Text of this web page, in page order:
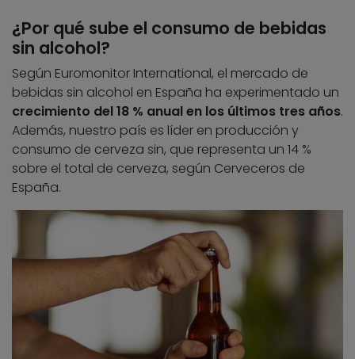
¿Por qué sube el consumo de bebidas
sin alcohol?
Según Euromonitor International, el mercado de
bebidas sin alcohol en España ha experimentado un
crecimiento del 18 % anual en los últimos tres años.
Además, nuestro país es líder en producción y
consumo de cerveza sin, que representa un 14 %
sobre el total de cerveza, según Cerveceros de
España.